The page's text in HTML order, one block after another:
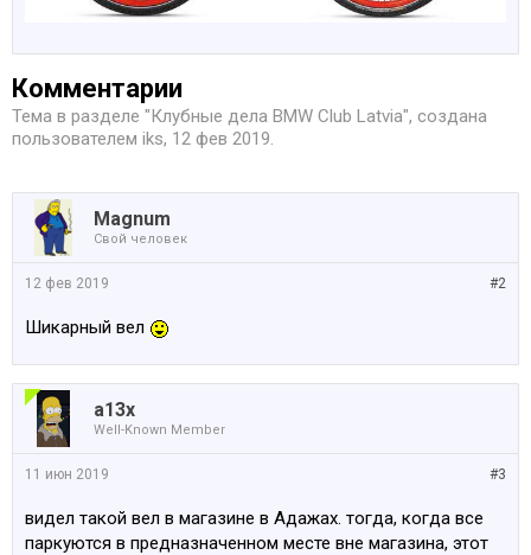
Комментарии
Тема в разделе "Клубные дела BMW Club Latvia", создана
пользователем iks, 12 фев 2019.
Magnum
Свой человек
#2
12 фев 2019
Шикарный вел
a13x
Well-Known Member
#3
11 июн 2019
видел такой вел в магазине в Адажах. тогда, когда все
паркуются в предназначенном месте вне магазина, этот